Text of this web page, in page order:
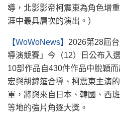
導，北影影帝柯震東為角色增
涯中最具層次的演出。）
【WoWoNews】 2026第28屆
導演競賽」今（12）日公布入
10部作品自430件作品中脫穎
宏與胡錦筵合導、柯震東主演
軍，將與來自日本、韓國、西
等地的強片角逐大獎。